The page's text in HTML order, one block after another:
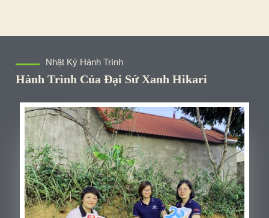
Nhật Ký Hành Trình
Hành Trình Của Đại Sứ Xanh Hikari